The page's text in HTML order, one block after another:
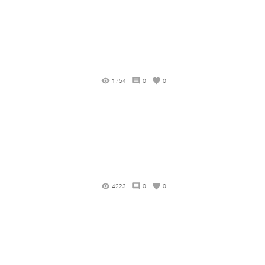
1754 0 0
4223 0 0